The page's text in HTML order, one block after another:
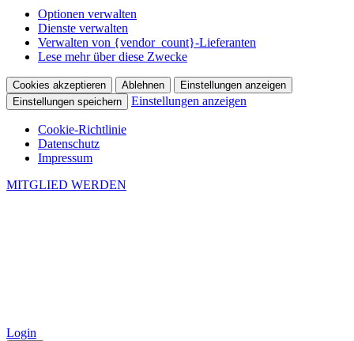
Optionen verwalten
Dienste verwalten
Verwalten von {vendor_count}-Lieferanten
Lese mehr über diese Zwecke
Cookies akzeptieren Ablehnen
Einstellungen anzeigen
Einstellungen speichern
Einstellungen anzeigen
Cookie-Richtlinie
Datenschutz
Impressum
MITGLIED WERDEN
Login